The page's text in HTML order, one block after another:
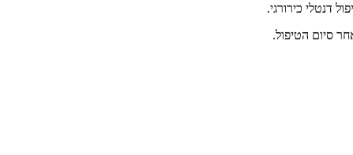
דנטלי כירורגי.
סיום הטיפול.